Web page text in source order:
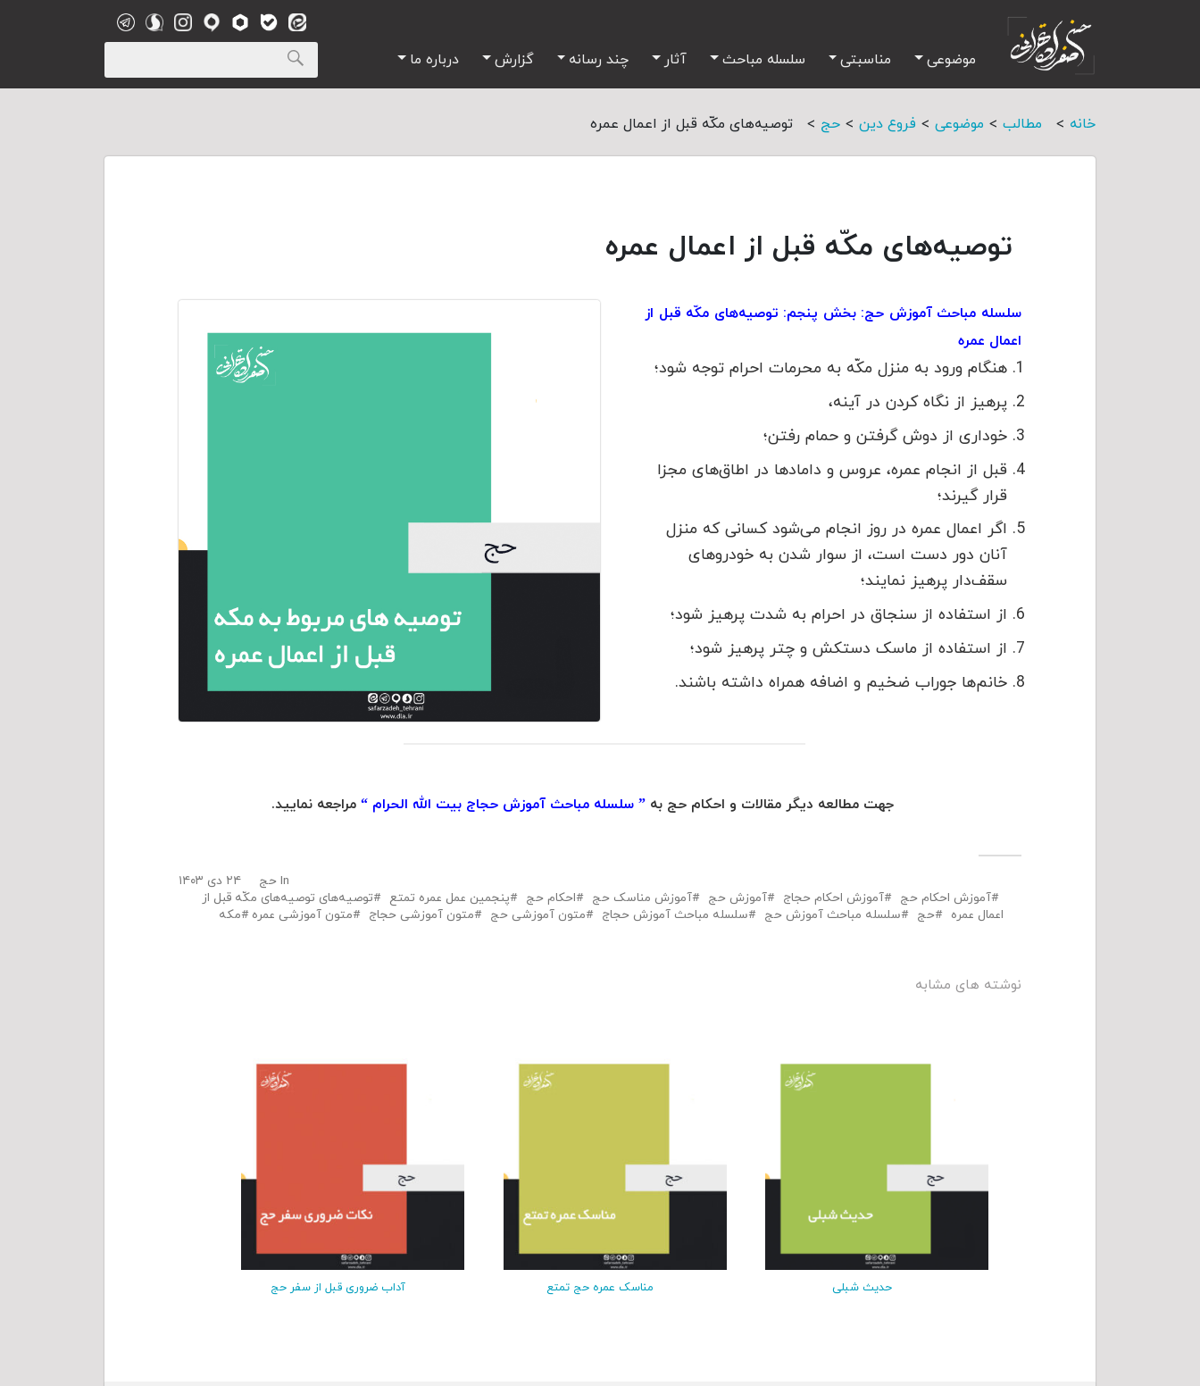
موضوعی مناسبتی سلسله مباحث آثار چند رسانه گزارش درباره ما
خانه > مطالب > موضوعی > فروع دین > حج > توصیه‌های مکّه قبل از اعمال عمره
توصیه‌های مکّه قبل از اعمال عمره
سلسله مباحث آموزش حج: بخش پنجم: توصیه‌های مکّه قبل از
اعمال عمره
هنگام ورود به منزل مکّه به محرمات احرام توجه شود؛
پرهیز از نگاه کردن در آینه،
خوداری از دوش گرفتن و حمام رفتن؛
قبل از انجام عمره، عروس و دامادها در اطاق‌های مجزا
قرار گیرند؛
اگر اعمال عمره در روز انجام می‌شود کسانی که منزل
آنان دور دست است، از سوار شدن به خودروهای
سقف‌دار پرهیز نمایند؛
از استفاده از سنجاق در احرام به شدت پرهیز شود؛
از استفاده از ماسک دستکش و چتر پرهیز شود؛
خانم‌ها جوراب ضخیم و اضافه همراه داشته باشند.
جهت مطالعه دیگر مقالات و احکام حج به ” سلسله مباحث آموزش حجاج بیت الله الحرام “ مراجعه نمایید.
۲۴ دی ۱۴۰۳ In حج
آموزش احکام حج
آموزش احکام حجاج آموزش حج آموزش مناسک حج احکام حج پنجمین عمل عمره تمتع
توصیه‌های توصیه‌های مکّه قبل از
اعمال عمره
حج سلسله مباحث آموزش حج سلسله مباحث آموزش حجاج متون آموزشی حج متون آموزشی حجاج متون آموزشی عمره مکه
نوشته های مشابه
حدیث شبلی مناسک عمره حج تمتع آداب ضروری قبل از سفر حج